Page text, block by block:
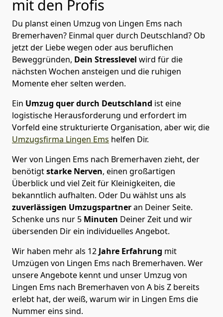
mit den Profis
Du planst einen Umzug von Lingen Ems nach
Bremer­haven? Einmal quer durch Deutschland? Ob
jetzt der Liebe wegen oder aus beruflichen
Beweggründen, Dein Stresslevel wird für die
nächsten Wochen ansteigen und die ruhigen
Momente eher selten werden.
Ein Umzug quer durch Deutschland ist eine
logistische Herausforderung und erfordert im
Vorfeld eine strukturierte Organisation, aber wir, die
Umzugsfirma Lingen Ems helfen Dir.
Wer von Lingen Ems nach Bremer­haven zieht, der
benötigtstarke Nerven, einen großartigen
Überblick und viel Zeit für Kleinigkeiten, die
bekanntlich aufhalten. Oder Du wählst uns als
zuverlässigen Umzugspartneran Deiner Seite.
Schenke uns nur 5 Minuten Deiner Zeit und wir
übersenden Dir ein individuelles Angebot.
Wir haben mehr als 12 Jahre Erfahrung mit
Umzügen von Lingen Ems nach Bremer­haven. Wer
unsere Angebote kennt und unser Umzug von
Lingen Ems nach Bremer­haven von A bis Z bereits
erlebt hat, der weiß, warum wir in Lingen Ems die
Nummer eins sind.